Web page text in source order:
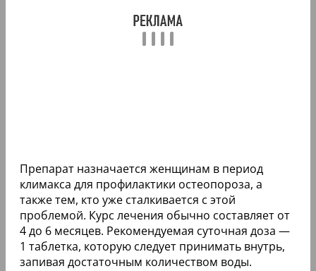
Препарат назначается женщинам в период
климакса для профилактики остеопороза, а
также тем, кто уже сталкивается с этой
проблемой. Курс лечения обычно составляет от
4 до 6 месяцев. Рекомендуемая суточная доза —
1 таблетка, которую следует принимать внутрь,
запивая достаточным количеством воды.